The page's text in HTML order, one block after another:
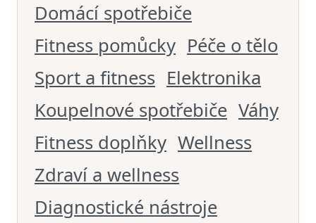
Domácí spotřebiče
Fitness pomůcky Péče o tělo
Sport a fitness Elektronika
Koupelnové spotřebiče Váhy
Fitness doplňky Wellness
Zdraví a wellness
Diagnostické nástroje